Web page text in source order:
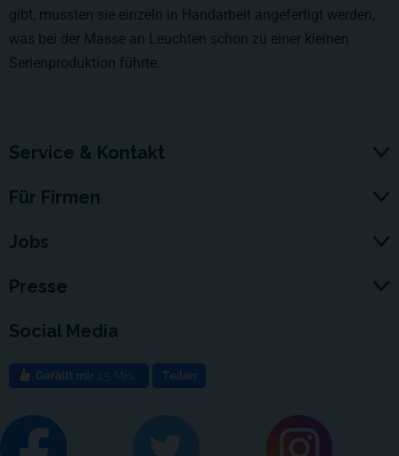
gibt, mussten sie einzeln in Handarbeit angefertigt werden,
was bei der Masse an Leuchten schon zu einer kleinen
Serienproduktion führte.
Service & Kontakt
Für Firmen
Jobs
Presse
Social Media